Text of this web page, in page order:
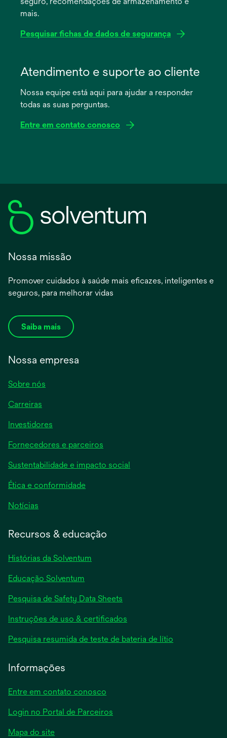
guia
mais.
Pesquisar fichas de dados de segurança
nova
guia
Atendimento e suporte ao cliente
Nossa equipe está aqui para ajudar a responder
todas as suas perguntas.
Entre em contato conosco
Nossa missão
Promover cuidados à saúde mais eficazes, inteligentes e
seguros, para melhorar vidas
Saiba mais
Nossa empresa
Sobre nós
Carreiras
Investidores
Fornecedores e parceiros
Sustentabilidade e impacto social
Ética e conformidade
Notícias
Recursos & educação
Histórias da Solventum
Educação Solventum
Pesquisa de Safety Data Sheets
uma
nova
Instruções de uso & certificados
uma
Pesquisa resumida de teste de bateria de lítio
Informações
Entre em contato conosco
Login no Portal de Parceiros
Mapa do site